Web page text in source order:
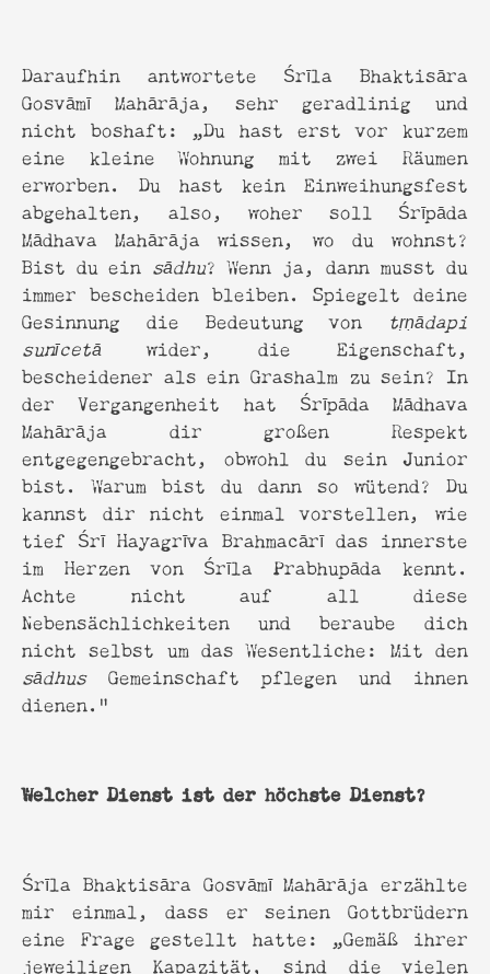
Daraufhin antwortete Śrīla Bhaktisāra
Gosvāmī Mahārāja, sehr geradlinig und
nicht boshaft: „Du hast erst vor kurzem
eine kleine Wohnung mit zwei Räumen
erworben. Du hast kein Einweihungsfest
abgehalten, also, woher soll Śrīpāda
Mādhava Mahārāja wissen, wo du wohnst?
Bist du einsādhu? Wenn ja, dann musst du
immer bescheiden bleiben. Spiegelt deine
Gesinnung die Bedeutung von tṛṇādapi
sunīcetā wider, die Eigenschaft,
bescheidener als ein Grashalm zu sein? In
der Vergangenheit hat Śrīpāda Mādhava
Mahārāja dir großen Respekt
entgegengebracht, obwohl du sein Junior
bist. Warum bist du dann so wütend? Du
kannst dir nicht einmal vorstellen, wie
tief Śrī Hayagrīva Brahmacārī das innerste
im Herzen von Śrīla Prabhupāda kennt.
Achte nicht auf all diese
Nebensächlichkeiten und beraube dich
nicht selbst um das Wesentliche: Mit den
sādhus Gemeinschaft pflegen und ihnen
dienen."
Welcher Dienst ist der höchste Dienst?
Śrīla Bhaktisāra Gosvāmī Mahārāja erzählte
mir einmal, dass er seinen Gottbrüdern
eine Frage gestellt hatte: „Gemäß ihrer
jeweiligen Kapazität, sind die vielen